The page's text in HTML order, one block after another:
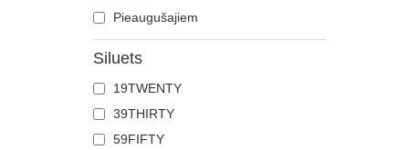
Delfīns
Dobermans
Ērglis
Fēnikss
Flamingo
Franču buldogs
Pieaugušajiem
Siluets
19TWENTY
39THIRTY
59FIFTY